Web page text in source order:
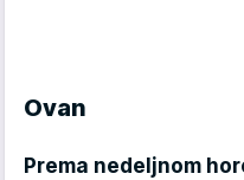
Ovan
Prema nedeljnom